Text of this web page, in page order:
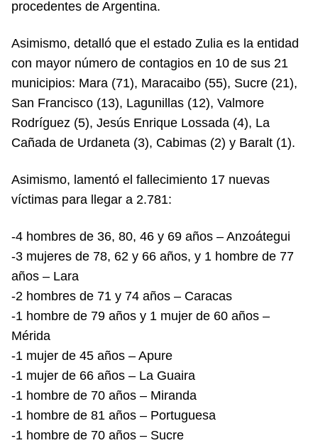
procedentes de Argentina.
Asimismo, detalló que el estado Zulia es la entidad
con mayor número de contagios en 10 de sus 21
municipios: Mara (71), Maracaibo (55), Sucre (21),
San Francisco (13), Lagunillas (12), Valmore
Rodríguez (5), Jesús Enrique Lossada (4), La
Cañada de Urdaneta (3), Cabimas (2) y Baralt (1).
Asimismo, lamentó el fallecimiento 17 nuevas
víctimas para llegar a 2.781:
-4 hombres de 36, 80, 46 y 69 años – Anzoátegui
-3 mujeres de 78, 62 y 66 años, y 1 hombre de 77
años – Lara
-2 hombres de 71 y 74 años – Caracas
-1 hombre de 79 años y 1 mujer de 60 años –
Mérida
-1 mujer de 45 años – Apure
-1 mujer de 66 años – La Guaira
-1 hombre de 70 años – Miranda
-1 hombre de 81 años – Portuguesa
-1 hombre de 70 años – Sucre